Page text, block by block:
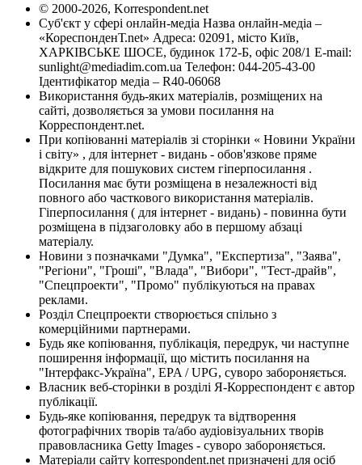
© 2000-2026, Korrespondent.net
Суб'єкт у сфері онлайн-медіа Назва онлайн-медіа –
«КореспонденТ.net» Адреса: 02091, місто Київ,
ХАРКІВСЬКЕ ШОСЕ, будинок 172-Б, офіс 208/1 E-mail:
sunlight@mediadim.com.ua Телефон: 044-205-43-00
Ідентифікатор медіа – R40-06068
Використання будь-яких матеріалів, розміщених на
сайті, дозволяється за умови посилання на
Корреспондент.net.
При копіюванні матеріалів зі сторінки « Новини України
і світу» , для інтернет - видань - обов'язкове пряме
відкрите для пошукових систем гіперпосилання .
Посилання має бути розміщена в незалежності від
повного або часткового використання матеріалів.
Гіперпосилання ( для інтернет - видань) - повинна бути
розміщена в підзаголовку або в першому абзаці
матеріалу.
Новини з позначками "Думка", "Експертиза", "Заява",
"Регіони", "Гроші", "Влада", "Вибори", "Тест-драйв",
"Спецпроекти", "Промо" публікуються на правах
реклами.
Розділ Спецпроекти створюється спільно з
комерційними партнерами.
Будь яке копіювання, публікація, передрук, чи наступне
поширення інформації, що містить посилання на
"Інтерфакс-Україна", EPA / UPG, суворо забороняється.
Власник веб-сторінки в розділі Я-Корреспондент є автор
публікації.
Будь-яке копіювання, передрук та відтворення
фотографічних творів та/або аудіовізуальних творів
правовласника Getty Images - суворо забороняється.
Матеріали сайту korrespondent.net призначені для осіб